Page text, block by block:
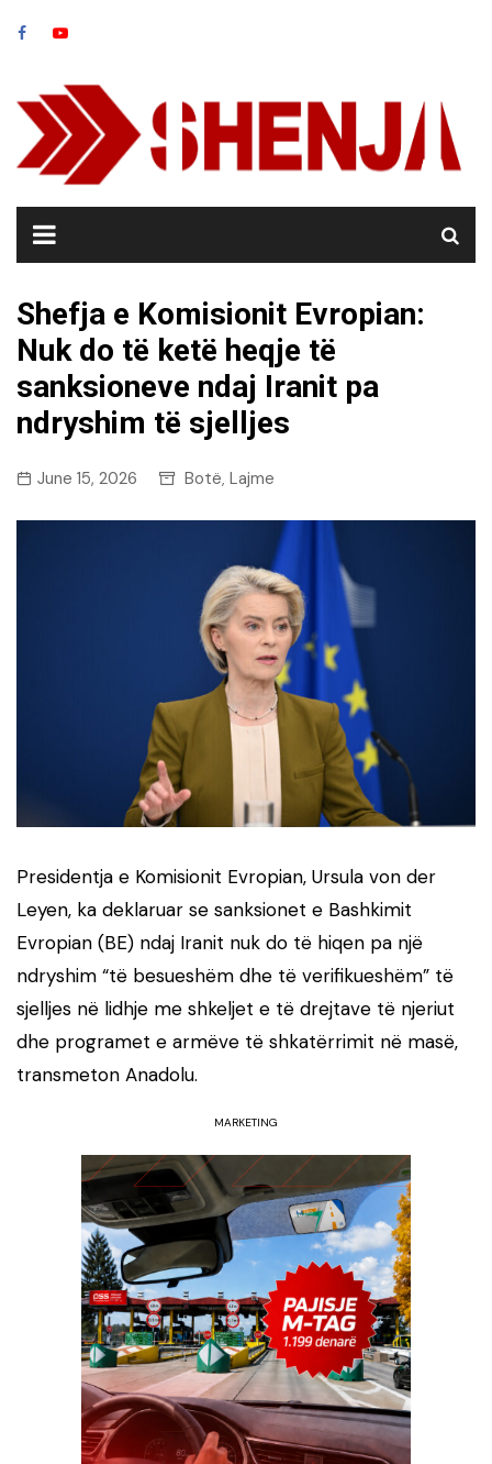
Shefja e Komisionit Evropian:
Nuk do të ketë heqje të
sanksioneve ndaj Iranit pa
ndryshim të sjelljes
June 15, 2026 Botë, Lajme
Presidentja e Komisionit Evropian, Ursula von der
Leyen, ka deklaruar se sanksionet e Bashkimit
Evropian (BE) ndaj Iranit nuk do të hiqen pa një
ndryshim “të besueshëm dhe të verifikueshëm” të
sjelljes në lidhje me shkeljet e të drejtave të njeriut
dhe programet e armëve të shkatërrimit në masë,
transmeton Anadolu.
MARKETING